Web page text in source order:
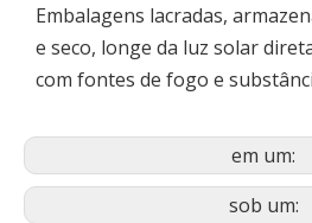
Embalagens lacradas,
e seco, longe da luz solar
com fontes de fogo e
em um:
sob um: